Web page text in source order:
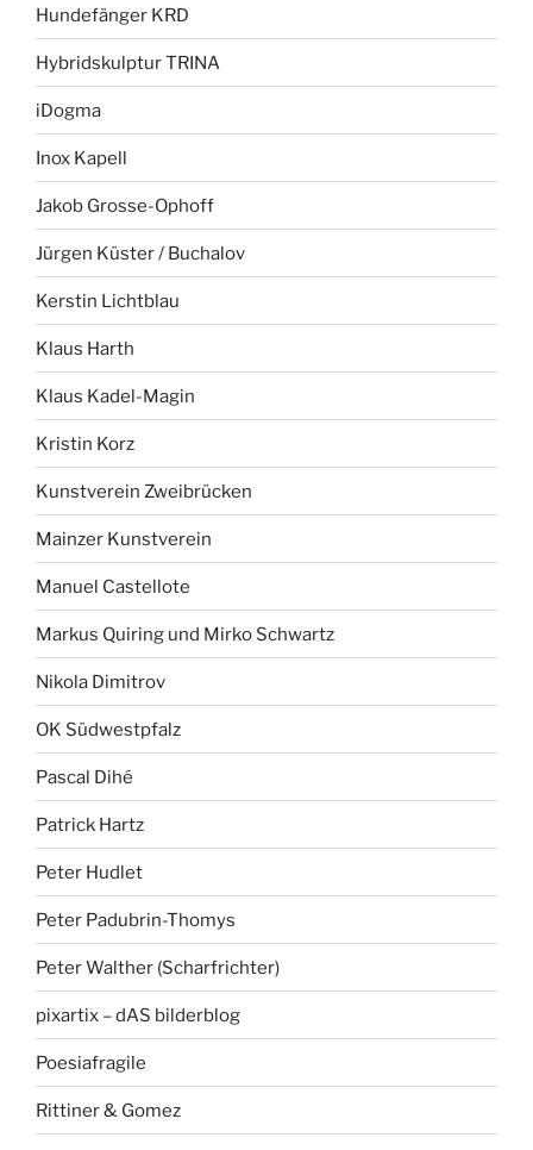
Hundefänger KRD
Hybridskulptur TRINA
iDogma
Inox Kapell
Jakob Grosse-Ophoff
Jürgen Küster / Buchalov
Kerstin Lichtblau
Klaus Harth
Klaus Kadel-Magin
Kristin Korz
Kunstverein Zweibrücken
Mainzer Kunstverein
Manuel Castellote
Markus Quiring und Mirko Schwartz
Nikola Dimitrov
OK Südwestpfalz
Pascal Dihé
Patrick Hartz
Peter Hudlet
Peter Padubrin-Thomys
Peter Walther (Scharfrichter)
pixartix – dAS bilderblog
Poesiafragile
Rittiner & Gomez